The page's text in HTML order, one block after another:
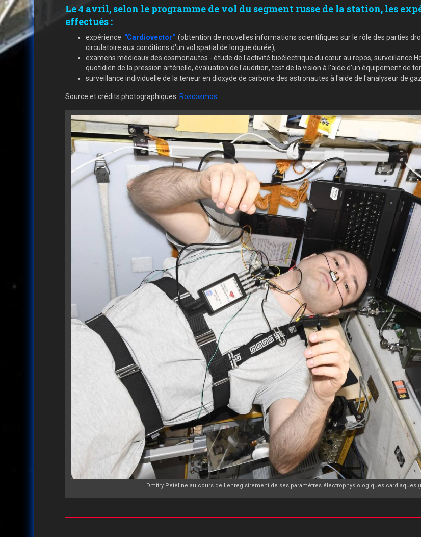
Le 4 avril, selon le programme de vol du segment russe de la station, les
effectués :
expérience "Cardiovector" (obtention de nouvelles informations scientifiques sur le rôle des parties
circulatoire aux conditions d'un vol spatial de longue durée);
examens médicaux des cosmonautes - étude de l'activité bioélectrique du cœur au repos, surveillance
quotidien de la pression artérielle, évaluation de l'audition, test de la vision à l'aide d'un équipement de
surveillance individuelle de la teneur en dioxyde de carbone des astronautes à l'aide de l'analyseur de
Source et crédits photographiques: Roscosmos
Dmitry Peteline au cours de l'enregistrement de ses paramètres électrophysiologiques cardiaques